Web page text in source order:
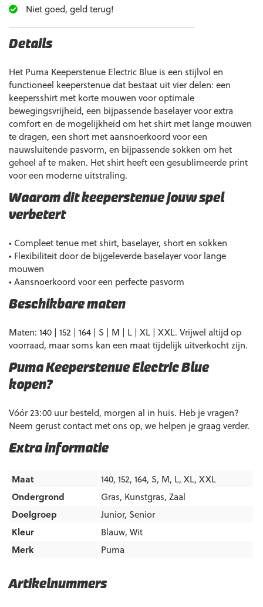
Artikelnummers
Niet goed, geld terug!
Extra informatie
Maat
140, 152, 164, S, M, L, XL, XXL
Ondergrond
Gras, Kunstgras, Zaal
Doelgroep
Junior, Senior
Kleur
Blauw, Wit
Merk
Puma
Details
Het Puma Keeperstenue Electric Blue is een stijlvol en
functioneel keeperstenue dat bestaat uit vier delen: een
keepersshirt met korte mouwen voor optimale
bewegingsvrijheid, een bijpassende baselayer voor extra
comfort en de mogelijkheid om het shirt met lange mouwen
te dragen, een short met aansnoerkoord voor een
nauwsluitende pasvorm, en bijpassende sokken om het
geheel af te maken. Het shirt heeft een gesublimeerde print
voor een moderne uitstraling.
Waarom dit keeperstenue jouw spel
verbetert
• Compleet tenue met shirt, baselayer, short en sokken
• Flexibiliteit door de bijgeleverde baselayer voor lange
mouwen
• Aansnoerkoord voor een perfecte pasvorm
Beschikbare maten
Maten: 140 | 152 | 164 | S | M | L | XL | XXL. Vrijwel altijd op
voorraad, maar soms kan een maat tijdelijk uitverkocht zijn.
Puma Keeperstenue Electric Blue
kopen?
Vóór 23:00 uur besteld, morgen al in huis. Heb je vragen?
Neem gerust contact met ons op, we helpen je graag verder.